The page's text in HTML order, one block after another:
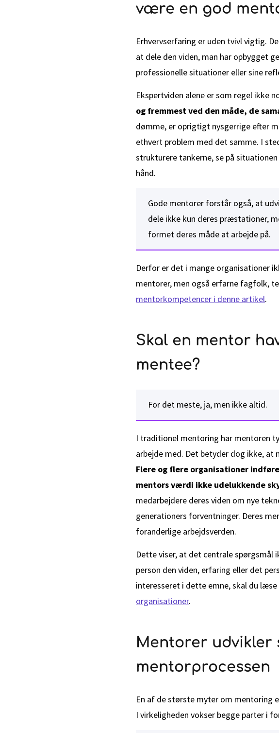
være en god
Erhvervserfaring er uden tvivl vigtig.
at dele den viden, man har opbygget
professionelle situationer eller sine
Ekspertviden alene er som regel ikke
og fremmest ved den måde, de
dømme, er oprigtigt nysgerrige efter
ethvert problem med det samme. I
strukturere tankerne, se på
hånd.
Gode mentorer forstår også, at
dele ikke kun deres præstationer,
formet deres måde at arbejde på.
Derfor er det i mange organisationer
mentorer, men også erfarne fagfolk,
mentorkompetencer i denne artikel.
Skal en mentor
mentee?
For det meste, ja, men ikke altid.
I traditionel mentoring har mentoren
arbejde med. Det betyder dog ikke,
Flere og flere organisationer
mentors værdi ikke udelukkende
medarbejdere deres viden om nye
generationers forventninger. Deres
foranderlige arbejdsverden.
Dette viser, at det centrale spørgsmål
person den viden, erfaring eller det
interesseret i dette emne, skal du læse
organisationer.
Mentorer udvikler
mentorprocessen
En af de største myter om mentoring
I virkeligheden vokser begge parter i